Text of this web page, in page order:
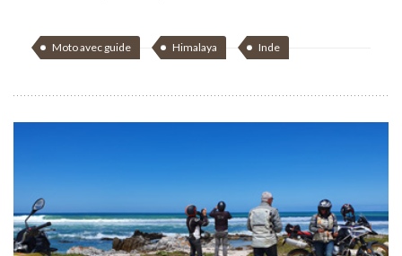
Moto avec guide Himalaya Inde